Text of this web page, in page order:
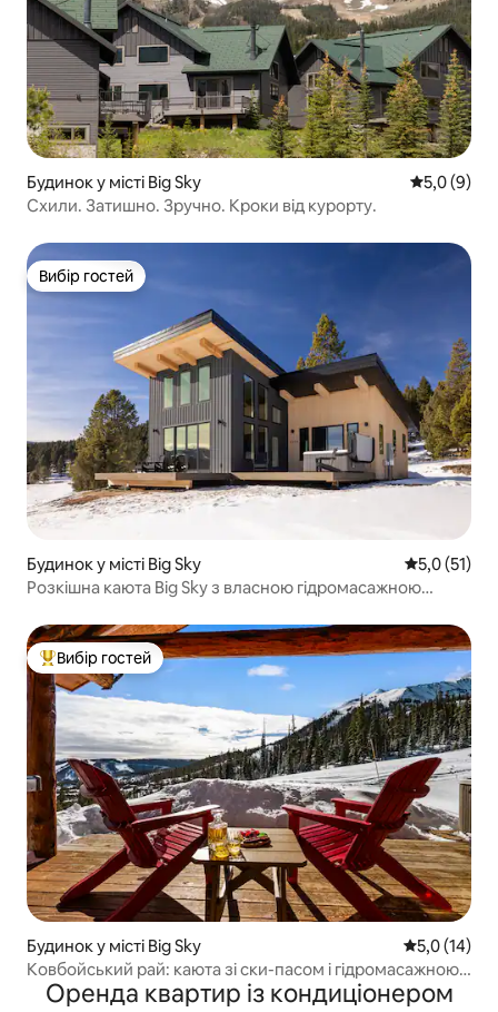
Будинок у місті Big Sky Середня
5,0 (9)
Схили. Затишно. Зручно. Кроки від курорту.
Вибір гостей
Вибір гостей
Будинок у місті Big Sky Середня
5,0 (51)
Розкішна каюта Big Sky з власною гідромасажною
Топ вибір гостей
Вибір гостей
Будинок у місті Big Sky Середня
5,0 (14)
Ковбойський рай: каюта зі ски-пасом і гідромасажною
ванною
Оренда квартир із кондиціонером